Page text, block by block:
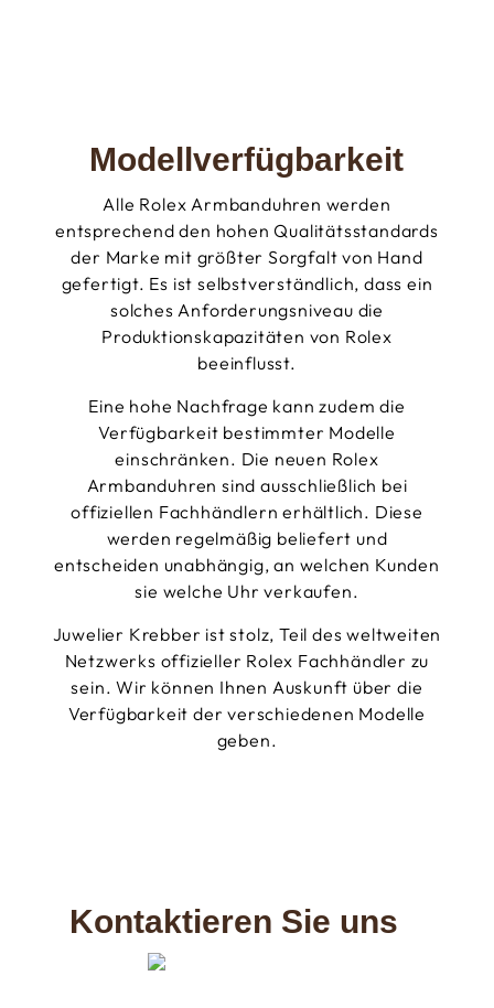
Modellverfügbarkeit
Alle Rolex Armbanduhren werden
entsprechend den hohen Qualitätsstandards
der Marke mit größter Sorgfalt von Hand
gefertigt. Es ist selbstverständlich, dass ein
solches Anforderungsniveau die
Produktionskapazitäten von Rolex
beeinflusst.
Eine hohe Nachfrage kann zudem die
Verfügbarkeit bestimmter Modelle
einschränken. Die neuen Rolex
Armbanduhren sind ausschließlich bei
offiziellen Fachhändlern erhältlich. Diese
werden regelmäßig beliefert und
entscheiden unabhängig, an welchen Kunden
sie welche Uhr verkaufen.
Juwelier Krebber ist stolz, Teil des weltweiten
Netzwerks offizieller Rolex Fachhändler zu
sein. Wir können Ihnen Auskunft über die
Verfügbarkeit der verschiedenen Modelle
geben.
Kontaktieren Sie uns